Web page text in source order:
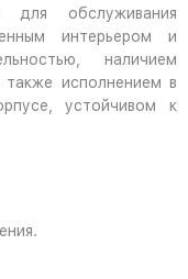
обслуживания
интерьером и
наличием
исполнением в
устойчивом к